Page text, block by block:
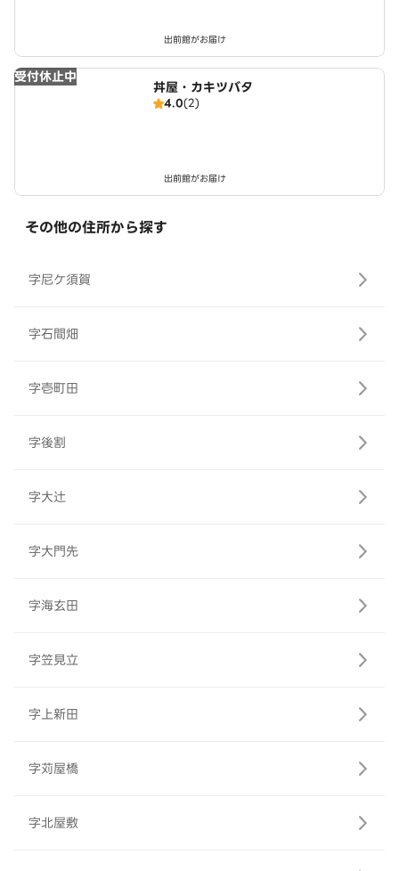
出前館がお届け
受付休止中
丼屋・カキツバタ
4.0(2)
出前館がお届け
その他の住所から探す
字尼ケ須賀
字石間畑
字壱町田
字後割
字大辻
字大門先
字海玄田
字笠見立
字上新田
字苅屋橋
字北屋敷